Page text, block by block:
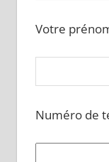
Votre
Numéro de